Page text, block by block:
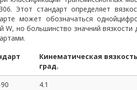
Этот стандарт определяет
может обозначаться
W, но большинство значний
Кинематическая
град.
4.1